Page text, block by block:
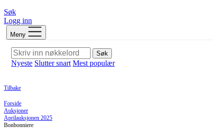
Søk
Logg inn
Meny
Søk
Nyeste Slutter snart Mest populær
Tilbake
Forside
Auksjoner
Aprilauksjonen 2025
Bonbonniere